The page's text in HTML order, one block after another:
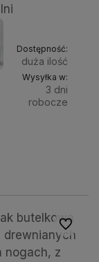
Dostępność:
duża ilość
Wysyłka w:
3 dni
robocze
butelkowa
drewnianych
nogach, z
Do